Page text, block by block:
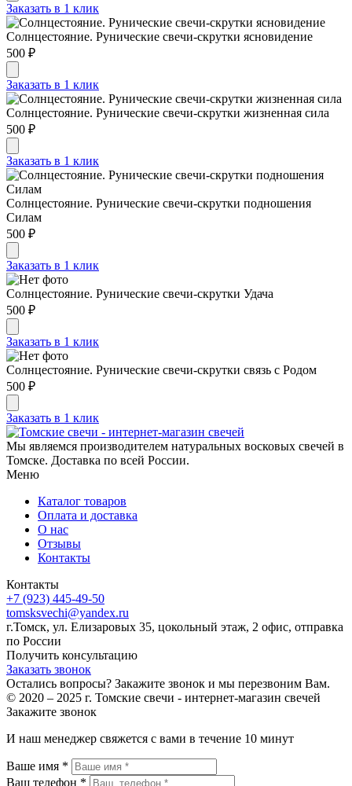
Заказать в 1 клик
Солнцестояние. Рунические свечи-скрутки ясновидение
500 ₽
Заказать в 1 клик
Солнцестояние. Рунические свечи-скрутки жизненная сила
500 ₽
Заказать в 1 клик
Солнцестояние. Рунические свечи-скрутки подношения
Силам
500 ₽
Заказать в 1 клик
Солнцестояние. Рунические свечи-скрутки Удача
500 ₽
Заказать в 1 клик
Солнцестояние. Рунические свечи-скрутки связь с Родом
500 ₽
Заказать в 1 клик
Мы являемся производителем натуральных восковых свечей в
Томске. Доставка по всей России.
Меню
Каталог товаров
Оплата и доставка
О нас
Отзывы
Контакты
Контакты
+7 (923) 445-49-50
tomsksvechi@yandex.ru
г.Томск, ул. Елизаровых 35, цокольный этаж, 2 офис, отправка
по России
Получить консультацию
Заказать звонок
Остались вопросы? Закажите звонок и мы перезвоним Вам.
© 2020 – 2025 г. Томские свечи - интернет-магазин свечей
Закажите звонок
И наш менеджер свяжется с вами в течение 10 минут
Ваше имя *
Ваш телефон *